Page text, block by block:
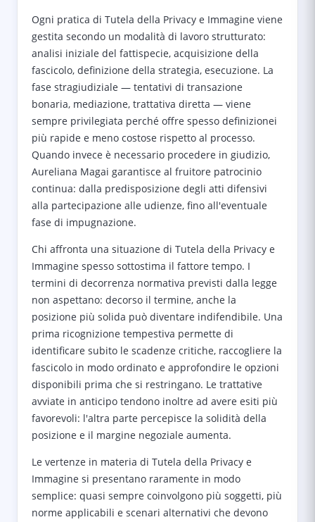
Ogni pratica di Tutela della Privacy e Immagine viene
gestita secondo un modalità di lavoro strutturato:
analisi iniziale del fattispecie, acquisizione della
fascicolo, definizione della strategia, esecuzione. La
fase stragiudiziale — tentativi di transazione
bonaria, mediazione, trattativa diretta — viene
sempre privilegiata perché offre spesso definizionei
più rapide e meno costose rispetto al processo.
Quando invece è necessario procedere in giudizio,
Aureliana Magai garantisce al fruitore patrocinio
continua: dalla predisposizione degli atti difensivi
alla partecipazione alle udienze, fino all'eventuale
fase di impugnazione.
Chi affronta una situazione di Tutela della Privacy e
Immagine spesso sottostima il fattore tempo. I
termini di decorrenza normativa previsti dalla legge
non aspettano: decorso il termine, anche la
posizione più solida può diventare indifendibile. Una
prima ricognizione tempestiva permette di
identificare subito le scadenze critiche, raccogliere la
fascicolo in modo ordinato e approfondire le opzioni
disponibili prima che si restringano. Le trattative
avviate in anticipo tendono inoltre ad avere esiti più
favorevoli: l'altra parte percepisce la solidità della
posizione e il margine negoziale aumenta.
Le vertenze in materia di Tutela della Privacy e
Immagine si presentano raramente in modo
semplice: quasi sempre coinvolgono più soggetti, più
norme applicabili e scenari alternativi che devono